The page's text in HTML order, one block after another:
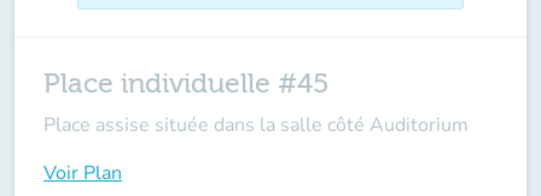
Place individuelle #45
Place assise située dans la salle côté Auditorium
Voir Plan